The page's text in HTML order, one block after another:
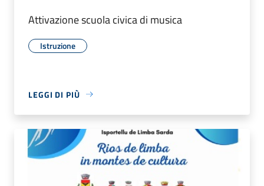
Attivazione scuola civica di musica
Istruzione
LEGGI DI PIÙ